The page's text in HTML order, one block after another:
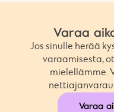
Varaa
Jos sinulle herää
varaamisesta,
mielellämme.
Varaa